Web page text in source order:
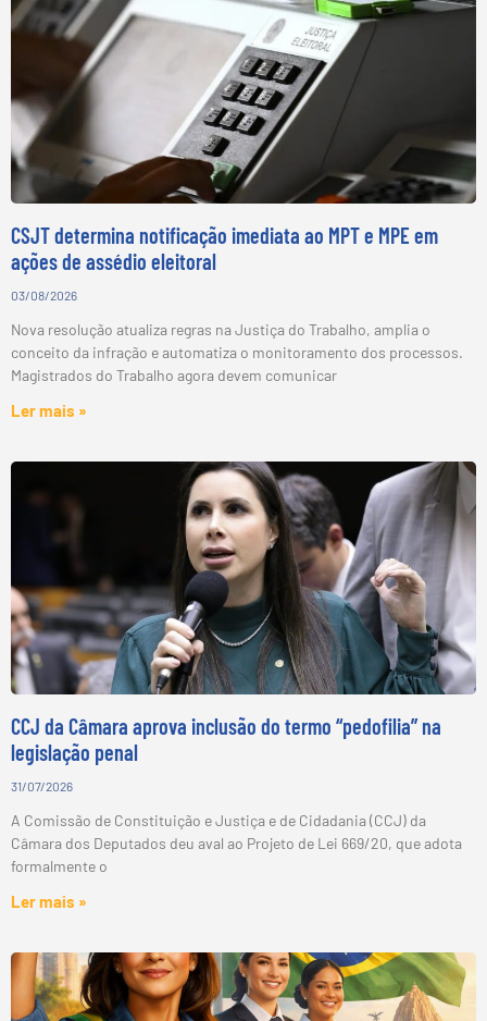
CSJT determina notificação imediata ao MPT e MPE em
ações de assédio eleitoral
03/08/2026
Nova resolução atualiza regras na Justiça do Trabalho, amplia o
conceito da infração e automatiza o monitoramento dos processos.
Magistrados do Trabalho agora devem comunicar
Ler mais »
CCJ da Câmara aprova inclusão do termo “pedofilia” na
legislação penal
31/07/2026
A Comissão de Constituição e Justiça e de Cidadania (CCJ) da
Câmara dos Deputados deu aval ao Projeto de Lei 669/20, que adota
formalmente o
Ler mais »